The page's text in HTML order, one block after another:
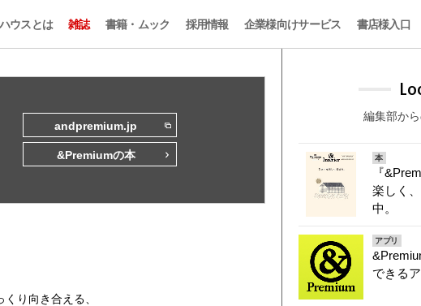
ウスとは 雑誌 書籍・ムック 採用情報 企業様向けサービス 書店様入口
andpremium.jp
&Premiumの本
り向き合える、
編集部か
本
『
楽しく
中。
アプリ
できる